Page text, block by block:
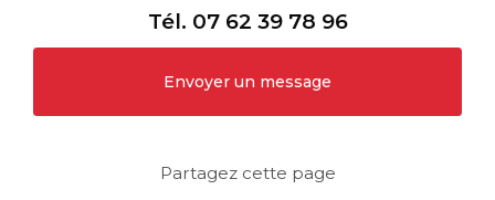
Tél. 07 62 39 78 96
Envoyer un message
Partagez cette page